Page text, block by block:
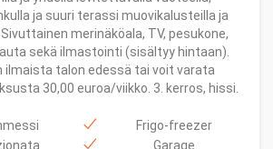
ja suuri terassi muovikalusteilla ja
merinäköala, TV, pesukone,
sekä ilmastointi (sisältyy hintaan).
ilmaista talon edessä tai voit varata
30,00 euroa/viikko. 3. kerros, hissi.
Frigo-freezer
Garage